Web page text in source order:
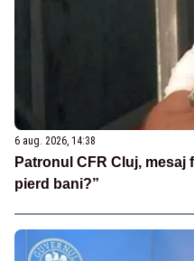
6 aug. 2026, 14:38
Patronul CFR Cluj, mesaj
pierd bani?”